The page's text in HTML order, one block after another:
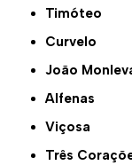
Timóteo
Curvelo
João
Alfenas
Viçosa
Três